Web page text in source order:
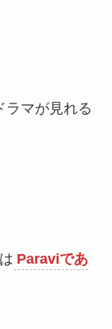
ラマが見れる
Paraviであ